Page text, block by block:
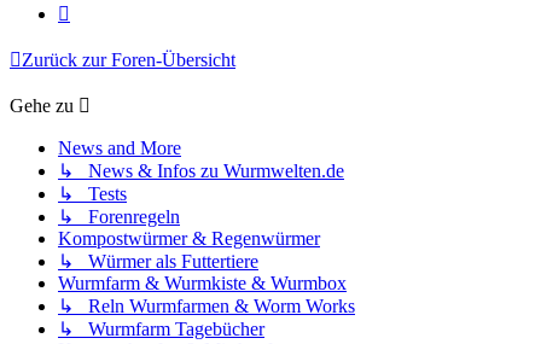
Zurück zur Foren-Übersicht
Gehe zu
News and More
↳ News & Infos zu Wurmwelten.de
↳ Tests
↳ Forenregeln
Kompostwürmer & Regenwürmer
↳ Würmer als Futtertiere
Wurmfarm & Wurmkiste & Wurmbox
↳ Reln Wurmfarmen & Worm Works
↳ Wurmfarm Tagebücher